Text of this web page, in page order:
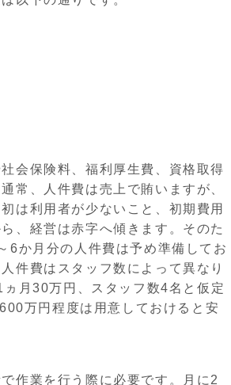
会保険料、福利厚生費、資格取得
常、人件費は売上で賄いますが、
は利用者が少ないこと、初期費用
、経営は赤字へ傾きます。そのた
6か月分の人件費は予め準備してお
件費はスタッフ数によって異なり
ヵ月30万円、スタッフ数4名と仮定
万円程度は用意しておけると安
作業を行う際に必要です。月に2